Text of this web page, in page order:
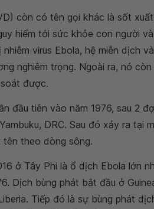
còn có tên gọi khác là sốt
hiểm tới sức khỏe con người
virus Ebola, hệ miễn dịch
nghiêm trọng. Ngoài ra, nó
được.
đầu tiên vào năm 1976, sau 2
DRC. Sau đó xảy ra tại
theo dòng sông.
ở Tây Phi là ổ dịch Ebola lớn
Dịch bùng phát bắt đầu ở
Tiếp đó là sự bùng phát